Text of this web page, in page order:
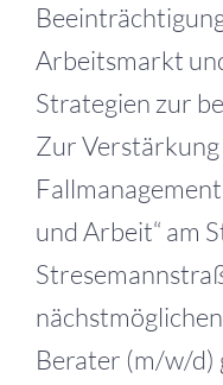
Arbeitsmarkt
Strategien zur
Zur Verstärkung
und Arbeit“ am
Berater (m/w/d)